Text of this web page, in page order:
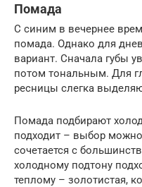
Помада
С синим в вечернее
помада. Однако для
вариант. Сначала губы
потом тональным. Для
ресницы слегка
Помада подбирают
подходит – выбор
сочетается с
холодному подтону
теплому – золотистая,